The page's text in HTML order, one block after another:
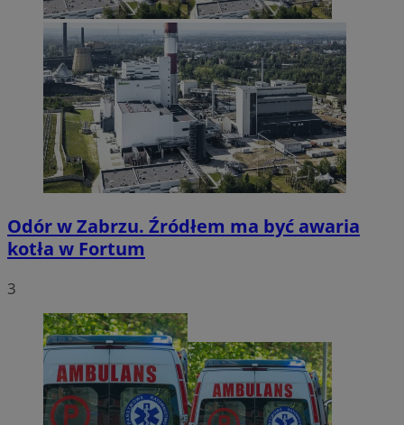
Odór w Zabrzu. Źródłem ma być awaria
kotła w Fortum
3